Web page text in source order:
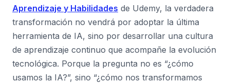
Aprendizaje y Habilidades de Udemy, la verdadera
transformación no vendrá por adoptar la última
herramienta de IA, sino por desarrollar una cultura
de aprendizaje continuo que acompañe la evolución
tecnológica. Porque la pregunta no es “¿cómo
usamos la IA?”, sino “¿cómo nos transformamos